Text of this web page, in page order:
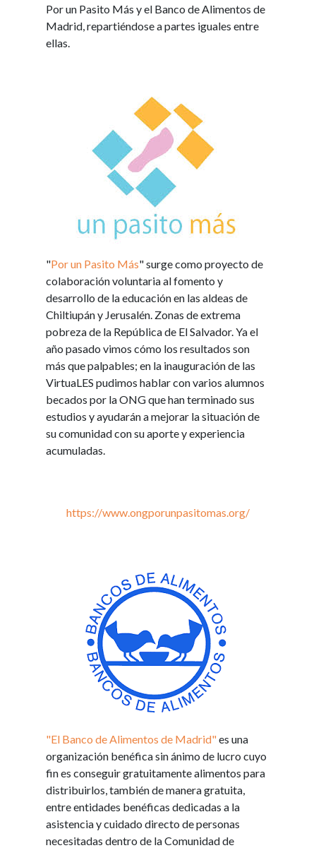
Por un Pasito Más y el Banco de Alimentos de
Madrid, repartiéndose a partes iguales entre
ellas.
"Por un Pasito Más"surge como proyecto de
colaboración voluntaria al fomento y
desarrollo de la educación en las aldeas de
Chiltiupán y Jerusalén. Zonas de extrema
pobreza de la República de El Salvador. Ya el
año pasado vimos cómo los resultados son
más que palpables; en la inauguración de las
VirtuaLES pudimos hablar con varios alumnos
becados por la ONG que han terminado sus
estudios y ayudarán a mejorar la situación de
su comunidad con su aporte y experiencia
acumuladas.
https://www.ongporunpasitomas.org/
"El Banco de Alimentos de Madrid"es una
organización benéfica sin ánimo de lucro cuyo
fin es conseguir gratuitamente alimentos para
distribuirlos, también de manera gratuita,
entre entidades benéficas dedicadas a la
asistencia y cuidado directo de personas
necesitadas dentro de la Comunidad de